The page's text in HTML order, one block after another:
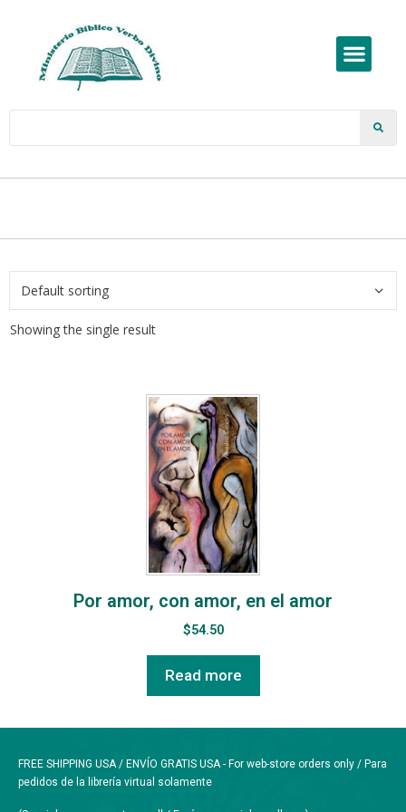
Showing the single result
Por amor, con amor, en el amor
$54.50
Read more
FREE SHIPPING USA / ENVÍO GRATIS USA - For web-store orders only / Para
pedidos de la librería virtual solamente